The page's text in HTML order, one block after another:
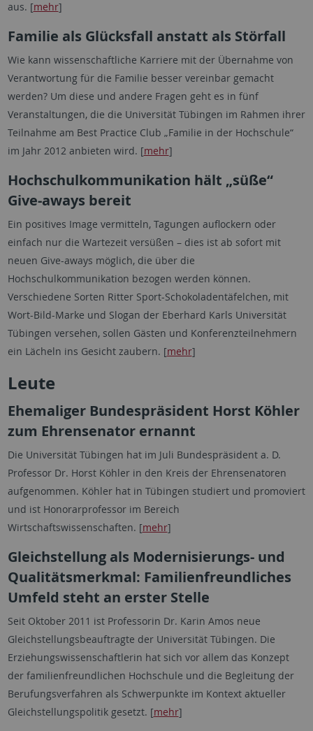
aus. [mehr]
Familie als Glücksfall anstatt als Störfall
Wie kann wissenschaftliche Karriere mit der Übernahme von
Verantwortung für die Familie besser vereinbar gemacht
werden? Um diese und andere Fragen geht es in fünf
Veranstaltungen, die die Universität Tübingen im Rahmen ihrer
Teilnahme am Best Practice Club „Familie in der Hochschule“
im Jahr 2012 anbieten wird. [mehr]
Hochschulkommunikation hält „süße“
Give-aways bereit
Ein positives Image vermitteln, Tagungen auflockern oder
einfach nur die Wartezeit versüßen – dies ist ab sofort mit
neuen Give-aways möglich, die über die
Hochschulkommunikation bezogen werden können.
Verschiedene Sorten Ritter Sport-Schokoladentäfelchen, mit
Wort-Bild-Marke und Slogan der Eberhard Karls Universität
Tübingen versehen, sollen Gästen und Konferenzteilnehmern
ein Lächeln ins Gesicht zaubern. [mehr]
Leute
Ehemaliger Bundespräsident Horst Köhler
zum Ehrensenator ernannt
Die Universität Tübingen hat im Juli Bundespräsident a. D.
Professor Dr. Horst Köhler in den Kreis der Ehrensenatoren
aufgenommen. Köhler hat in Tübingen studiert und promoviert
und ist Honorarprofessor im Bereich
Wirtschaftswissenschaften. [mehr]
Gleichstellung als Modernisierungs- und
Qualitätsmerkmal: Familienfreundliches
Umfeld steht an erster Stelle
Seit Oktober 2011 ist Professorin Dr. Karin Amos neue
Gleichstellungsbeauftragte der Universität Tübingen. Die
Erziehungswissenschaftlerin hat sich vor allem das Konzept
der familienfreundlichen Hochschule und die Begleitung der
Berufungsverfahren als Schwerpunkte im Kontext aktueller
Gleichstellungspolitik gesetzt. [mehr]